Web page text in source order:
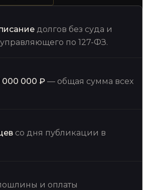
долгов без суда и
по 127-ФЗ.
000 000 ₽ — общая сумма всех
со дня публикации в
и оплаты